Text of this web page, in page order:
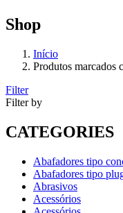
Shop
Início
Produtos marcados
Filter
Filter by
CATEGORIES
Abafadores tipo
Abafadores tipo
Abrasivos
Acessórios